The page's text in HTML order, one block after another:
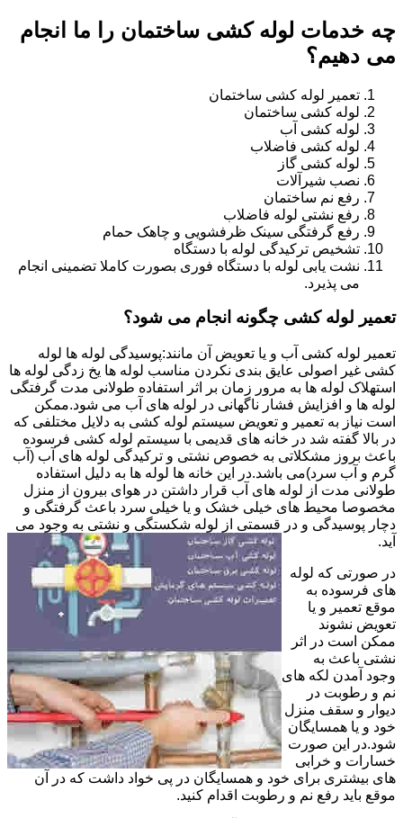
چه خدمات لوله کشی ساختمان را ما انجام
می دهیم؟
تعمیر لوله کشی ساختمان
لوله کشی ساختمان
لوله کشی آب
لوله کشی فاضلاب
لوله کشی گاز
نصب شیرآلات
رفع نم ساختمان
رفع نشتی لوله فاضلاب
رفع گرفتگی سینک ظرفشویی و چاهک حمام
تشخیص ترکیدگی لوله با دستگاه
نشت یابی لوله با دستگاه فوری بصورت کاملا تضمینی انجام
می پذیرد.
تعمیر لوله کشی چگونه انجام می شود؟
تعمیر لوله کشی آب و یا تعویض آن مانند:پوسیدگی لوله ها لوله
کشی غیر اصولی عایق بندی نکردن مناسب لوله ها یخ زدگی لوله ها
استهلاک لوله ها به مرور زمان بر اثر استفاده طولانی مدت گرفتگی
لوله ها و افزایش فشار ناگهانی در لوله های آب می شود.ممکن
است نیاز به تعمیر و تعویض سیستم لوله کشی به دلایل مختلفی که
در بالا گفته شد در خانه های قدیمی با سیستم لوله کشی فرسوده
باعث بروز مشکلاتی به خصوص نشتی و ترکیدگی لوله های آب (آب
گرم و آب سرد)می باشد.در این خانه ها لوله ها به دلیل استفاده
طولانی مدت از لوله های آب قرار داشتن در هوای بیرون از منزل
مخصوصا محیط های خیلی خشک و یا خیلی سرد باعث گرفتگی و
دچار پوسیدگی و در قسمتی از لوله شکستگی و نشتی به وجود می
آید.
در صورتی که لوله
های فرسوده به
موقع تعمیر و یا
تعویض نشوند
ممکن است در اثر
نشتی باعث به
وجود آمدن لکه های
نم و رطوبت در
دیوار و سقف منزل
خود و یا همسایگان
شود.در این صورت
خسارات و خرابی
های بیشتری برای خود و همسایگان در پی خواد داشت که در آن
موقع باید رفع نم و رطوبت اقدام کنید.